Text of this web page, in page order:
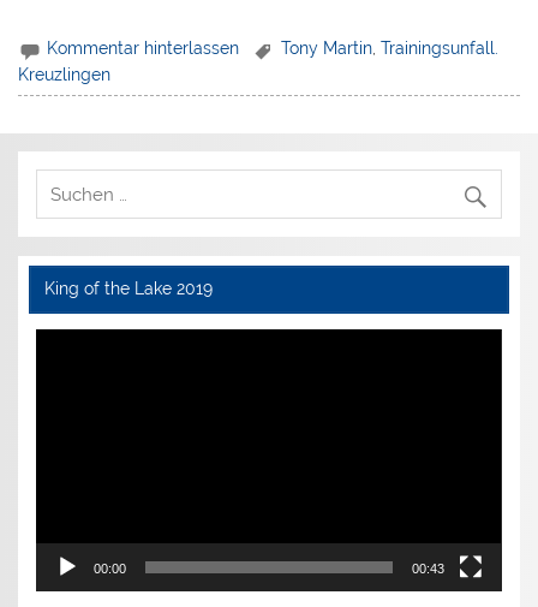
Kommentar hinterlassen Tony Martin ,Trainingsunfall.
Kreuzlingen
King of the Lake 2019
Video-
00:00 00:43